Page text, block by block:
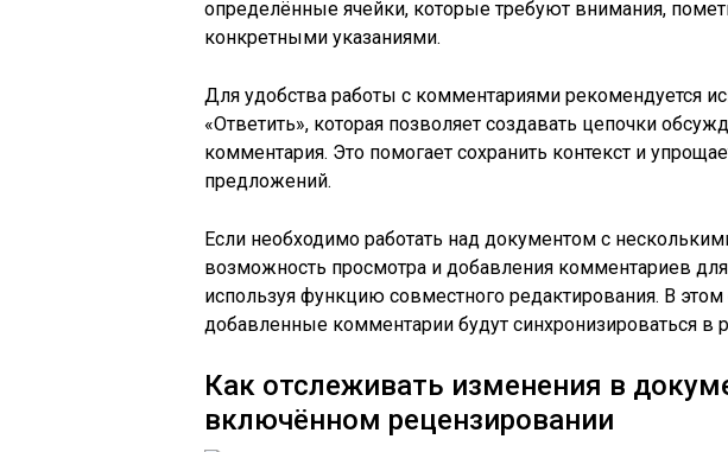
определённые ячейки, которые требуют внимания,
конкретными указаниями.
Для удобства работы с комментариями рекомендуется
«Ответить», которая позволяет создавать цепочки
комментария. Это помогает сохранить контекст и
предложений.
Если необходимо работать над документом с
возможность просмотра и добавления комментариев для
используя функцию совместного редактирования. В
добавленные комментарии будут синхронизироваться в
Как отслеживать изменения в
включённом рецензировании